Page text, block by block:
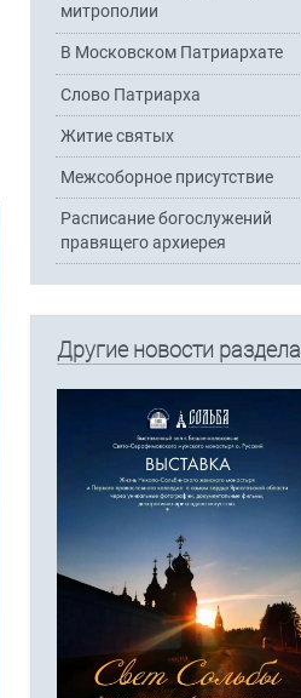
митрополии
В Московском Патриархате
Слово Патриарха
Житие святых
Межсоборное присутствие
Расписание богослужений
правящего архиерея
Другие новости раздела